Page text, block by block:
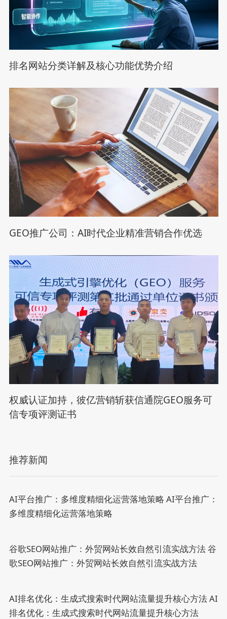
排名网站分类详解及核心功能优势介绍
GEO推广公司：AI时代企业精准营销合作优选
权威认证加持，彼亿营销斩获信通院GEO服务可
信专项评测证书
推荐新闻
AI平台推广：多维度精细化运营落地策略 AI平台推广：
多维度精细化运营落地策略
谷歌SEO网站推广：外贸网站长效自然引流实战方法谷
歌SEO网站推广：外贸网站长效自然引流实战方法
AI排名优化：生成式搜索时代网站流量提升核心方法AI
排名优化：生成式搜索时代网站流量提升核心方法